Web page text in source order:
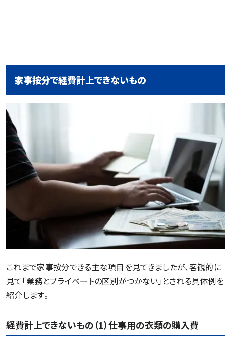
家事按分で経費計上できないもの
これまで家事按分できる主な項目を見てきましたが、客観的に
見て「業務とプライベートの区別がつかない」とされる具体例を
紹介します。
経費計上できないもの（1）仕事用の衣類の購入費